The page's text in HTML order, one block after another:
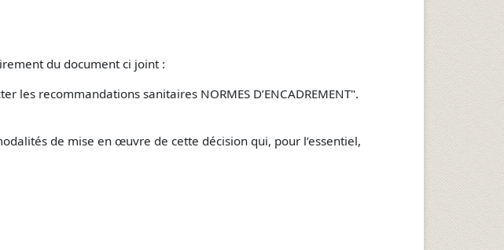
du document ci joint :
les recommandations sanitaires NORMES D’ENCADREMENT".
de mise en œuvre de cette décision qui, pour l’essentiel,